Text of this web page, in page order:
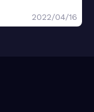
2022/04/16